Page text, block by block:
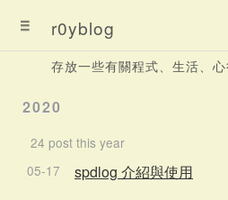
r0yblog
存放一些有關程式、生活、
2020
24 post this year
05-17
spdlog 介紹與使用
首頁
關於